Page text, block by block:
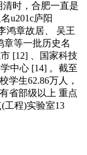
清时，合肥一直是
u201c庐阳
鸿章故居、 吴王
章等一批历史名
[12] 、国家科技
中心 [14] 。截至
学生62.86万人，
省部级以上 重点
工程)实验室13